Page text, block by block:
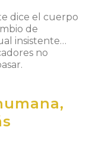
dice el cuerpo
de
insistente…
no